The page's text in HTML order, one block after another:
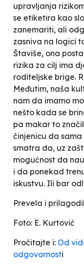
upravljanja
se etiketira kao
zanemariti, ali
zasniva na logici
Štaviše, ona
rizika za cilj ima
roditeljske brige.
Međutim, naša
nam da imamo
nešto kada se
pa makar to
činjenicu da
smatra da, uz
mogućnost da
i da ponekad
iskustvu. Ili bar
Prevela i
Foto: E. Kurtović
Pročitajte i: Od
odgovornosti